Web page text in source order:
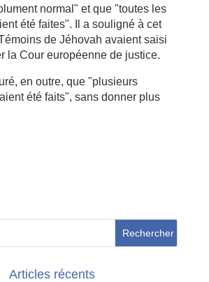
normal" et que "toutes les
été faites". Il a souligné à cet
de Jéhovah avaient saisi
la Cour européenne de justice.
en outre, que "plusieurs
été faits", sans donner plus
Articles récents